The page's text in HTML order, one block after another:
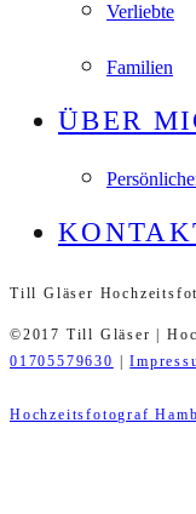
Verliebte
Familien
ÜBER
Till Gläser
©2017 Till Gläser |
01705579630
|
Hochzeitsfotograf